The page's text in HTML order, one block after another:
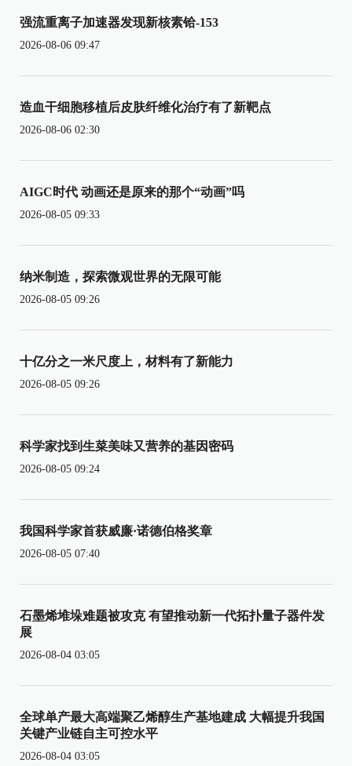
强流重离子加速器发现新核素铪-153
2026-08-06 09:47
造血干细胞移植后皮肤纤维化治疗有了新靶点
2026-08-06 02:30
AIGC时代 动画还是原来的那个“动画”吗
2026-08-05 09:33
纳米制造，探索微观世界的无限可能
2026-08-05 09:26
十亿分之一米尺度上，材料有了新能力
2026-08-05 09:26
科学家找到生菜美味又营养的基因密码
2026-08-05 09:24
我国科学家首获威廉·诺德伯格奖章
2026-08-05 07:40
石墨烯堆垛难题被攻克 有望推动新一代拓扑量子器件发
展
2026-08-04 03:05
全球单产最大高端聚乙烯醇生产基地建成 大幅提升我国
关键产业链自主可控水平
2026-08-04 03:05